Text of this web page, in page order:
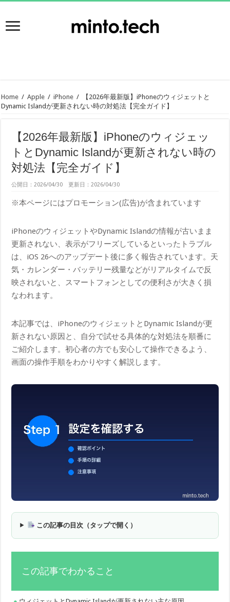
Home / Apple / iPhone /
【2026年最新版】iPhoneのウィジェットと
Dynamic Islandが更新されない時の対処法【完全ガイド】
【2026年最新版】iPhoneのウィジェッ
トとDynamic Islandが更新されない時の
対処法【完全ガイド】
公開日：2026/04/30 更新日：2026/04/30
※本ページにはプロモーション(広告)が含まれています
iPhoneのウィジェットやDynamic Islandの情報が古いまま
更新されない、表示がフリーズしているといったトラブル
は、iOS 26へのアップデート後に多く報告されています。天
気・カレンダー・バッテリー残量などがリアルタイムで反
映されないと、スマートフォンとしての便利さが大きく損
なわれます。
本記事では、iPhoneのウィジェットとDynamic Islandが更
新されない原因と、自分で試せる具体的な対処法を順番に
ご紹介します。初心者の方でも安心して操作できるよう、
画面の操作手順をわかりやすく解説します。
この記事の目次（タップで開く）
この記事でわかること